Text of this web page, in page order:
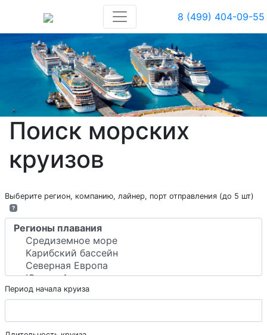
8 (499) 404-09-55
Поиск морских
круизов
Выберите регион, компанию, лайнер, порт отправления (до 5 шт)
?
Период начала круиза